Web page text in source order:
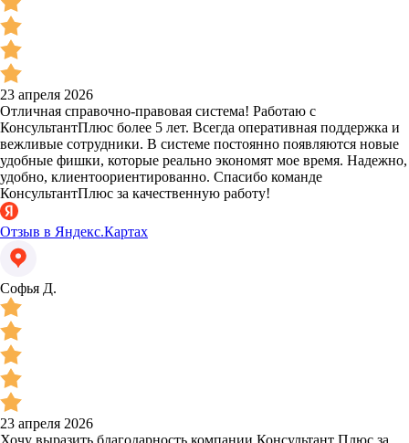
23 апреля 2026
Отличная справочно-правовая система! Работаю с
КонсультантПлюс более 5 лет. Всегда оперативная поддержка и
вежливые сотрудники. В системе постоянно появляются новые
удобные фишки, которые реально экономят мое время. Надежно,
удобно, клиентоориентированно. Спасибо команде
КонсультантПлюс за качественную работу!
Отзыв в Яндекс.Картах
Софья Д.
23 апреля 2026
Хочу выразить благодарность компании Консультант Плюс за